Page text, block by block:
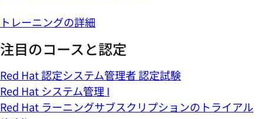
トレーニングの詳細
注目のコースと認定
Red Hat 認定システム管理者 認定試験
Red Hat システム管理 I
Red Hat ラーニングサブスクリプションのトライアル